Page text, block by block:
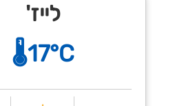
לייז'
🌡️17°C